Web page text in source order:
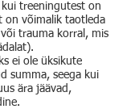
treeningutest on
on võimalik taotleda
trauma korral, mis
ei ole üksikute
summa, seega kui
ära jäävad,